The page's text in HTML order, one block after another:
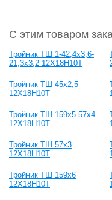
С этим товаром
Тройник ТШ 1-42,4х3,6-
21,3х3,2 12Х18Н10Т
Тройник ТШ 45х2,5
12Х18Н10Т
Тройник ТШ 159х5-57х4
12Х18Н10Т
Тройник ТШ 57х3
12Х18Н10Т
Тройник ТШ 159х6
12Х18Н10Т